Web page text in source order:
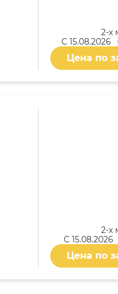
2-x
С 15.08.2026
Цена по
2-x
С 15.08.2026
Цена по